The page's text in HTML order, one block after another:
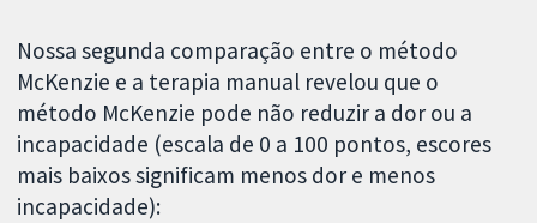
Nossa segunda comparação entre o método
McKenzie e a terapia manual revelou que o
método McKenzie pode não reduzir a dor ou a
incapacidade (escala de 0 a 100 pontos, escores
mais baixos significam menos dor e menos
incapacidade):